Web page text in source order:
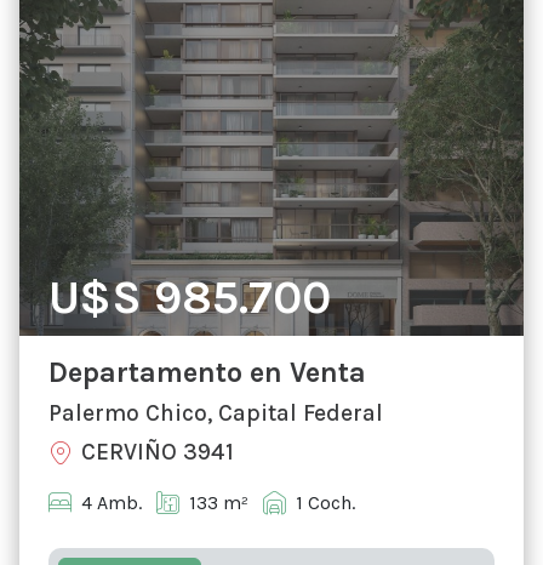
U$S 985.700
Departamento en Venta
Palermo Chico, Capital Federal
CERVIÑO 3941
4 Amb. 133 m² 1 Coch.